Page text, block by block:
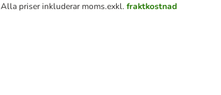
Alla priser inkluderar moms.exkl. fraktkostnad